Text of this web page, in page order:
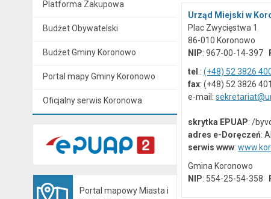
Platforma Zakupowa
Budżet Obywatelski
Budżet Gminy Koronowo
Portal mapy Gminy Koronowo
Oficjalny serwis Koronowa
Portal mapowy Miasta i
Urząd Miejski w
Plac Zwycięstwa 1
86-010 Koronowo
NIP: 967-00-14-397
tel .:(+48) 52 3826
fax: (+48) 52 3826 401
e-mail:
skrytka EPUAP: /
adres e-Doręczeń:
serwis www:
Gmina Koronowo
NIP: 554-25-54-358